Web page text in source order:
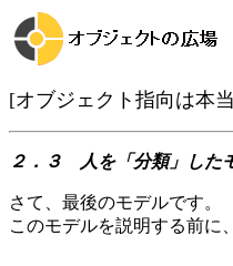
[オブジェクト指向は本
２．３ 人を「分類」した
さて、最後のモデルです。
このモデルを説明する前に